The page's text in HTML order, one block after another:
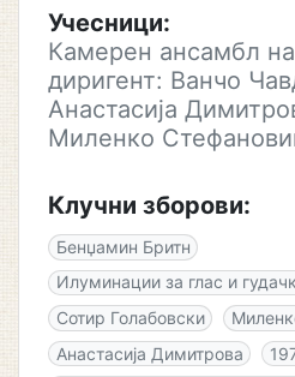
Учесници:
Камерен ансамбл
диригент: Ванчо
Анастасија
Миленко
Клучни зборови:
Бенџамин Бритн
Илуминации за глас и
Сотир Голабовски
Анастасија Димитрова